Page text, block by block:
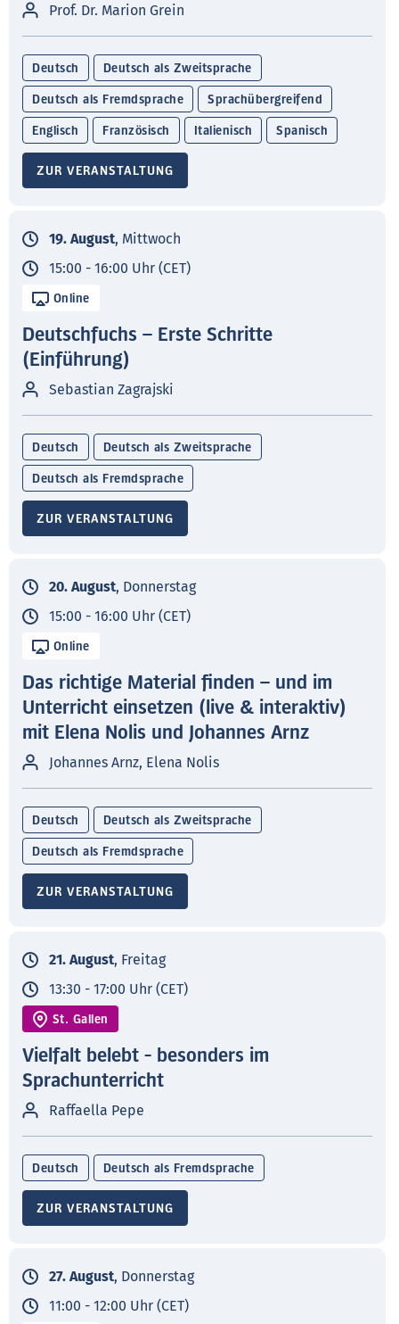
Prof. Dr. Marion Grein
Deutsch Deutsch als Zweitsprache
Deutsch als Fremdsprache Sprachübergreifend
Englisch Französisch Italienisch Spanisch
ZUR VERANSTALTUNG
19. August, Mittwoch
15:00 - 16:00 Uhr (CET)
Online
Deutschfuchs – Erste Schritte
(Einführung)
Sebastian Zagrajski
Deutsch Deutsch als Zweitsprache
Deutsch als Fremdsprache
ZUR VERANSTALTUNG
20. August, Donnerstag
15:00 - 16:00 Uhr (CET)
Online
Das richtige Material finden – und im
Unterricht einsetzen (live & interaktiv)
mit Elena Nolis und Johannes Arnz
Johannes Arnz, Elena Nolis
Deutsch Deutsch als Zweitsprache
Deutsch als Fremdsprache
ZUR VERANSTALTUNG
21. August, Freitag
13:30 - 17:00 Uhr (CET)
St. Gallen
Vielfalt belebt - besonders im
Sprachunterricht
Raffaella Pepe
Deutsch Deutsch als Fremdsprache
ZUR VERANSTALTUNG
27. August, Donnerstag
11:00 - 12:00 Uhr (CET)